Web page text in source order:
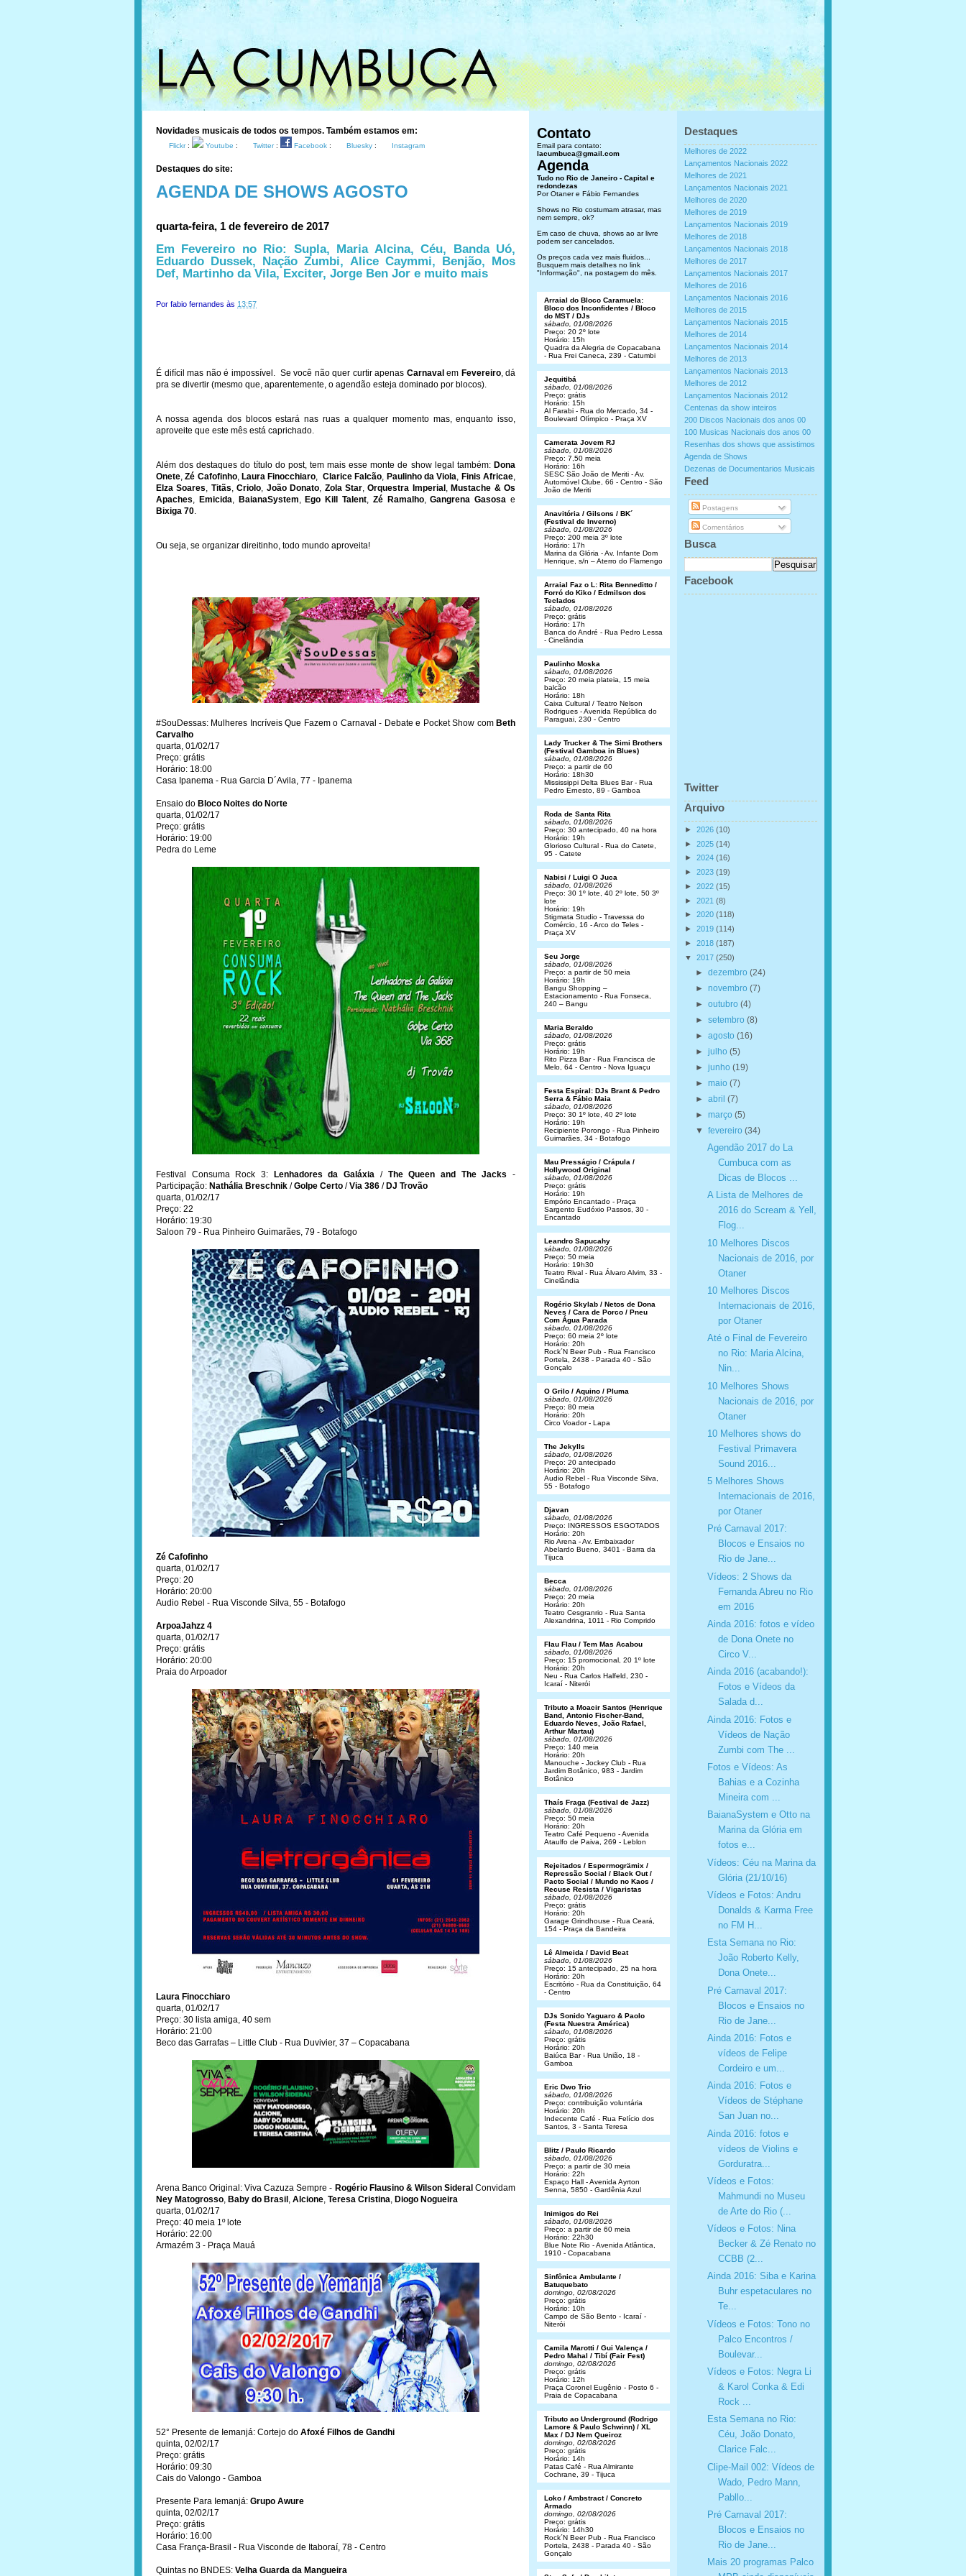
Novidades musicais de todos os tempos. Também estamos em:
Flickr: Youtube : Twitter: Facebook : Bluesky : Instagram
Destaques do site:
AGENDA DE SHOWS AGOSTO
quarta-feira, 1 de fevereiro de 2017
Em Fevereiro no Rio: Supla, Maria Alcina, Céu, Banda Uó,
Eduardo Dussek, Nação Zumbi, Alice Caymmi, Benjão, Mos
Def, Martinho da Vila, Exciter, Jorge Ben Jor e muito mais
Por fabio fernandes às 13:57
É difícil mas não é impossível. Se você não quer curtir apenas Carnaval em Fevereiro, dá
pra se divertir (mesmo que, aparentemente, o agendão esteja dominado por blocos).
A nossa agenda dos blocos estará nas ruas a qualquer momento mas, enquanto isso,
aproveite que este mês está caprichado.
Além dos destaques do título do post, tem mais esse monte de show legal também: Dona
Onete,Zé Cafofinho, Laura Finocchiaro,Clarice Falcão, Paulinho da Viola, Finis Africae,
Elza Soares, Titãs,Criolo, João Donato, Zola Star,Orquestra Imperial , Mustache & Os
Apaches, Emicida, BaianaSystem, Ego Kill Talent, Zé Ramalho,Gangrena Gasosae
Bixiga 70.
Ou seja, se organizar direitinho, todo mundo aproveita!
#SouDessas: Mulheres Incríveis Que Fazem o Carnaval - Debate e Pocket Show com Beth
Carvalho
quarta, 01/02/17
Preço: grátis
Horário: 18:00
Casa Ipanema - Rua Garcia D´Avila, 77 - Ipanema
Ensaio do Bloco Noites do Norte
quarta, 01/02/17
Preço: grátis
Horário: 19:00
Pedra do Leme
Festival Consuma Rock 3: Lenhadores da Galáxia / The Queen and The Jacks -
Participação: Nathália Breschnik /Golpe Certo /Via 386 / DJ Trovão
quarta, 01/02/17
Preço: 22
Horário: 19:30
Saloon 79 - Rua Pinheiro Guimarães, 79 - Botafogo
Zé Cafofinho
quarta, 01/02/17
Preço: 20
Horário: 20:00
Audio Rebel - Rua Visconde Silva, 55 - Botafogo
ArpoaJahzz 4
quarta, 01/02/17
Preço: grátis
Horário: 20:00
Praia do Arpoador
Laura Finocchiaro
quarta, 01/02/17
Preço: 30 lista amiga, 40 sem
Horário: 21:00
Beco das Garrafas – Little Club - Rua Duvivier, 37 – Copacabana
Arena Banco Original: Viva Cazuza Sempre - Rogério Flausino & Wilson SideralConvidam
Ney Matogrosso, Baby do Brasil , Alcione, Teresa Cristina, Diogo Nogueira
quarta, 01/02/17
Preço: 40 meia 1º lote
Horário: 22:00
Armazém 3 - Praça Mauá
52° Presente de Iemanjá: Cortejo do Afoxé Filhos de Gandhi
quinta, 02/02/17
Preço: grátis
Horário: 09:30
Cais do Valongo - Gamboa
Presente Para Iemanjá: Grupo Awure
quinta, 02/02/17
Preço: grátis
Horário: 16:00
Casa França-Brasil - Rua Visconde de Itaboraí, 78 - Centro
Quintas no BNDES: Velha Guarda da Mangueira
Destaques
Melhores de 2022
Lançamentos Nacionais 2022
Melhores de 2021
Lançamentos Nacionais 2021
Melhores de 2020
Melhores de 2019
Lançamentos Nacionais 2019
Melhores de 2018
Lançamentos Nacionais 2018
Melhores de 2017
Lançamentos Nacionais 2017
Melhores de 2016
Lançamentos Nacionais 2016
Melhores de 2015
Lançamentos Nacionais 2015
Melhores de 2014
Lançamentos Nacionais 2014
Melhores de 2013
Lançamentos Nacionais 2013
Melhores de 2012
Lançamentos Nacionais 2012
Centenas da show inteiros
200 Discos Nacionais dos anos 00
100 Musicas Nacionais dos anos 00
Resenhas dos shows que assistimos
Agenda de Shows
Dezenas de Documentarios Musicais
Feed
Postagens
Comentários
Busca
Facebook
Twitter
Arquivo
► 2026 (10)
► 2025 (14)
► 2024 (16)
► 2023 (19)
► 2022 (15)
► 2021 (8)
► 2020 (118)
► 2019 (114)
► 2018 (187)
▼ 2017 (250)
► dezembro (24)
► novembro (7)
► outubro (4)
► setembro (8)
► agosto (16)
► julho (5)
► junho (19)
► maio (7)
► abril (7)
► março (5)
▼ fevereiro (34)
Agendão 2017 do La
Cumbuca com as
Dicas de Blocos ...
A Lista de Melhores de
2016 do Scream & Yell,
Flog...
10 Melhores Discos
Nacionais de 2016, por
Otaner
10 Melhores Discos
Internacionais de 2016,
por Otaner
Até o Final de Fevereiro
no Rio: Maria Alcina,
Nin...
10 Melhores Shows
Nacionais de 2016, por
Otaner
10 Melhores shows do
Festival Primavera
Sound 2016...
5 Melhores Shows
Internacionais de 2016,
por Otaner
Pré Carnaval 2017:
Blocos e Ensaios no
Rio de Jane...
Vídeos: 2 Shows da
Fernanda Abreu no Rio
em 2016
Ainda 2016: fotos e vídeo
de Dona Onete no
Circo V...
Ainda 2016 (acabando!):
Fotos e Vídeos da
Salada d...
Ainda 2016: Fotos e
Vídeos de Nação
Zumbi com The ...
Fotos e Vídeos: As
Bahias e a Cozinha
Mineira com ...
BaianaSystem e Otto na
Marina da Glória em
fotos e...
Vídeos: Céu na Marina da
Glória (21/10/16)
Vídeos e Fotos: Andru
Donalds & Karma Free
no FM H...
Esta Semana no Rio:
João Roberto Kelly,
Dona Onete...
Pré Carnaval 2017:
Blocos e Ensaios no
Rio de Jane...
Ainda 2016: Fotos e
vídeos de Felipe
Cordeiro e um...
Ainda 2016: Fotos e
Vídeos de Stéphane
San Juan no...
Ainda 2016: fotos e
vídeos de Violins e
Gorduratra...
Vídeos e Fotos:
Mahmundi no Museu
de Arte do Rio (...
Vídeos e Fotos: Nina
Becker & Zé Renato no
CCBB (2...
Ainda 2016: Siba e Karina
Buhr espetaculares no
Te...
Vídeos e Fotos: Tono no
Palco Encontros /
Boulevar...
Vídeos e Fotos: Negra Li
& Karol Conka & Edi
Rock ...
Esta Semana no Rio:
Céu, João Donato,
Clarice Falc...
Clipe-Mail 002: Vídeos de
Wado, Pedro Mann,
Pabllo...
Pré Carnaval 2017:
Blocos e Ensaios no
Rio de Jane...
Mais 20 programas Palco
Contato
Email para contato:
lacumbuca@gmail.com
Agenda
Tudo no Rio de Janeiro - Capital e
redondezas
Por Otaner e Fábio Fernandes
Shows no Rio costumam atrasar, mas
nem sempre, ok?
Em caso de chuva, shows ao ar livre
podem ser cancelados.
Os preços cada vez mais fluidos...
Busquem mais detalhes no link
"Informação", na postagem do mês.
Arraial do Bloco Caramuela:
Bloco dos Inconfidentes / Bloco
do MST / DJs
sábado, 01/08/2026
Preço: 20 2º lote
Horário: 15h
Quadra da Alegria de Copacabana
- Rua Frei Caneca, 239 - Catumbi
Jequitibá
sábado, 01/08/2026
Preço: grátis
Horário: 15h
Al Farabi - Rua do Mercado, 34 -
Boulevard Olímpico - Praça XV
Camerata Jovem RJ
sábado, 01/08/2026
Preço: 7,50 meia
Horário: 16h
SESC São João de Meriti - Av.
Automóvel Clube, 66 - Centro - São
João de Meriti
Anavitória / Gilsons / BK´
(Festival de Inverno)
sábado, 01/08/2026
Preço: 200 meia 3º lote
Horário: 17h
Marina da Glória - Av. Infante Dom
Henrique, s/n – Aterro do Flamengo
Arraial Faz o L: Rita Benneditto /
Forró do Kiko / Edmilson dos
Teclados
sábado, 01/08/2026
Preço: grátis
Horário: 17h
Banca do André - Rua Pedro Lessa
- Cinelândia
Paulinho Moska
sábado, 01/08/2026
Preço: 20 meia plateia, 15 meia
balcão
Horário: 18h
Caixa Cultural / Teatro Nelson
Rodrigues - Avenida República do
Paraguai, 230 - Centro
Lady Trucker & The Simi Brothers
(Festival Gamboa in Blues)
sábado, 01/08/2026
Preço: a partir de 60
Horário: 18h30
Mississippi Delta Blues Bar - Rua
Pedro Ernesto, 89 - Gamboa
Roda de Santa Rita
sábado, 01/08/2026
Preço: 30 antecipado, 40 na hora
Horário: 19h
Glorioso Cultural - Rua do Catete,
95 - Catete
Nabisi / Luigi O Juca
sábado, 01/08/2026
Preço: 30 1º lote, 40 2º lote, 50 3º
lote
Horário: 19h
Stigmata Studio - Travessa do
Comércio, 16 - Arco do Teles -
Praça XV
Seu Jorge
sábado, 01/08/2026
Preço: a partir de 50 meia
Horário: 19h
Bangu Shopping –
Estacionamento - Rua Fonseca,
240 – Bangu
Maria Beraldo
sábado, 01/08/2026
Preço: grátis
Horário: 19h
Rito Pizza Bar - Rua Francisca de
Melo, 64 - Centro - Nova Iguaçu
Festa Espiral: DJs Brant & Pedro
Serra & Fábio Maia
sábado, 01/08/2026
Preço: 30 1º lote, 40 2º lote
Horário: 19h
Recipiente Porongo - Rua Pinheiro
Guimarães, 34 - Botafogo
Mau Presságio / Crápula /
Hollywood Original
sábado, 01/08/2026
Preço: grátis
Horário: 19h
Empório Encantado - Praça
Sargento Eudóxio Passos, 30 -
Encantado
Leandro Sapucahy
sábado, 01/08/2026
Preço: 50 meia
Horário: 19h30
Teatro Rival - Rua Álvaro Alvim, 33 -
Cinelândia
Rogério Skylab / Netos de Dona
Neves / Cara de Porco / Pneu
Com Água Parada
sábado, 01/08/2026
Preço: 60 meia 2º lote
Horário: 20h
Rock´N Beer Pub - Rua Francisco
Portela, 2438 - Parada 40 - São
Gonçalo
O Grilo / Aquino / Pluma
sábado, 01/08/2026
Preço: 80 meia
Horário: 20h
Circo Voador - Lapa
The Jekylls
sábado, 01/08/2026
Preço: 20 antecipado
Horário: 20h
Audio Rebel - Rua Visconde Silva,
55 - Botafogo
Djavan
sábado, 01/08/2026
Preço: INGRESSOS ESGOTADOS
Horário: 20h
Rio Arena - Av. Embaixador
Abelardo Bueno, 3401 - Barra da
Tijuca
Becca
sábado, 01/08/2026
Preço: 20 meia
Horário: 20h
Teatro Cesgranrio - Rua Santa
Alexandrina, 1011 - Rio Comprido
Flau Flau / Tem Mas Acabou
sábado, 01/08/2026
Preço: 15 promocional, 20 1º lote
Horário: 20h
Neu - Rua Carlos Halfeld, 230 -
Icaraí - Niterói
Tributo a Moacir Santos (Henrique
Band, Antonio Fischer-Band,
Eduardo Neves, João Rafael,
Arthur Martau)
sábado, 01/08/2026
Preço: 140 meia
Horário: 20h
Manouche - Jockey Club - Rua
Jardim Botânico, 983 - Jardim
Botânico
Thaís Fraga (Festival de Jazz)
sábado, 01/08/2026
Preço: 50 meia
Horário: 20h
Teatro Café Pequeno - Avenida
Ataulfo de Paiva, 269 - Leblon
Rejeitados / Espermogrämix /
Repressão Social / Black Out /
Pacto Social / Mundo no Kaos /
Recuse Resista / Vigaristas
sábado, 01/08/2026
Preço: grátis
Horário: 20h
Garage Grindhouse - Rua Ceará,
154 - Praça da Bandeira
Lê Almeida / David Beat
sábado, 01/08/2026
Preço: 15 antecipado, 25 na hora
Horário: 20h
Escritório - Rua da Constituição, 64
- Centro
DJs Sonido Yaguaro & Paolo
(Festa Nuestra América)
sábado, 01/08/2026
Preço: grátis
Horário: 20h
Baiúca Bar - Rua União, 18 -
Gamboa
Eric Dwo Trio
sábado, 01/08/2026
Preço: contribuição voluntária
Horário: 20h
Indecente Café - Rua Felício dos
Santos, 3 - Santa Teresa
Blitz / Paulo Ricardo
sábado, 01/08/2026
Preço: a partir de 30 meia
Horário: 22h
Espaço Hall - Avenida Ayrton
Senna, 5850 - Gardênia Azul
Inimigos do Rei
sábado, 01/08/2026
Preço: a partir de 60 meia
Horário: 22h30
Blue Note Rio - Avenida Atlântica,
1910 - Copacabana
Sinfônica Ambulante /
Batuquebato
domingo, 02/08/2026
Preço: grátis
Horário: 10h
Campo de São Bento - Icaraí -
Niterói
Camila Marotti / Gui Valença /
Pedro Mahal / Tibí (Fair Fest)
domingo, 02/08/2026
Preço: grátis
Horário: 12h
Praça Coronel Eugênio - Posto 6 -
Praia de Copacabana
Tributo ao Underground (Rodrigo
Lamore & Paulo Schwinn) / XL
Max / DJ Nem Queiroz
domingo, 02/08/2026
Preço: grátis
Horário: 14h
Patas Café - Rua Almirante
Cochrane, 39 - Tijuca
Loko / Ambstract / Concreto
Armado
domingo, 02/08/2026
Preço: grátis
Horário: 14h30
Rock´N Beer Pub - Rua Francisco
Portela, 2438 - Parada 40 - São
Gonçalo